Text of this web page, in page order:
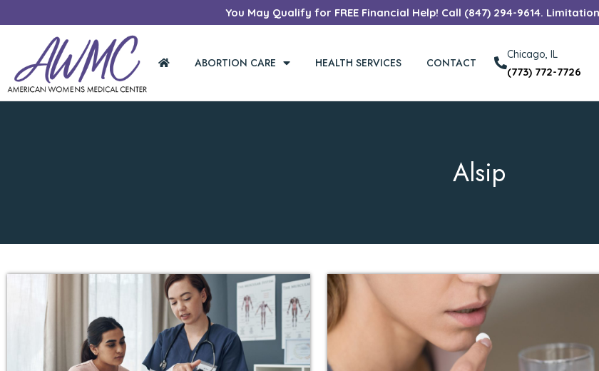
You May Qualify for FREE Financial Help! Call (847) 294-9614.
ABORTION CARE HEALTH SERVICES CONTACT
Chicago, IL
(773) 772-7726
Alsip